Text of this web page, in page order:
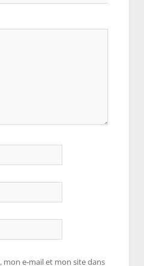
mon e-mail et mon site dans